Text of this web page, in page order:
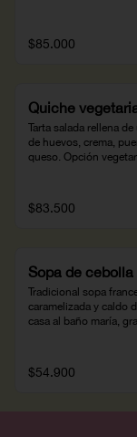
$85.000
Quiche
Tarta salada rellena
de huevos, crema,
queso. Opción
$83.500
Sopa de cebolla
Tradicional sopa
caramelizada y caldo
casa al baño maría,
$54.900